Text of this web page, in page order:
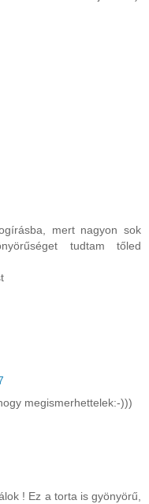
mert nagyon sok
tudtam tőled
megismerhettelek:-)))
! Ez a torta is gyönyörű,